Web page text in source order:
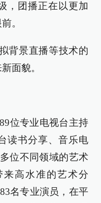
，团播正在以更加
。
背景直播等技术的
面貌。
位专业电视台主持
读书分享、音乐电
位不同领域的艺术
高水准的艺术分
名专业演员，在平